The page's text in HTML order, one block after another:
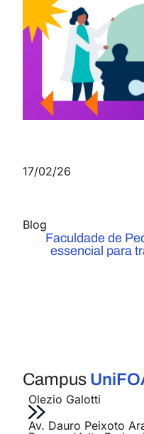
17/02/26
Blog
Faculdade de
essencial para
Campus
Olezio Galotti
Av. Dauro Peixoto